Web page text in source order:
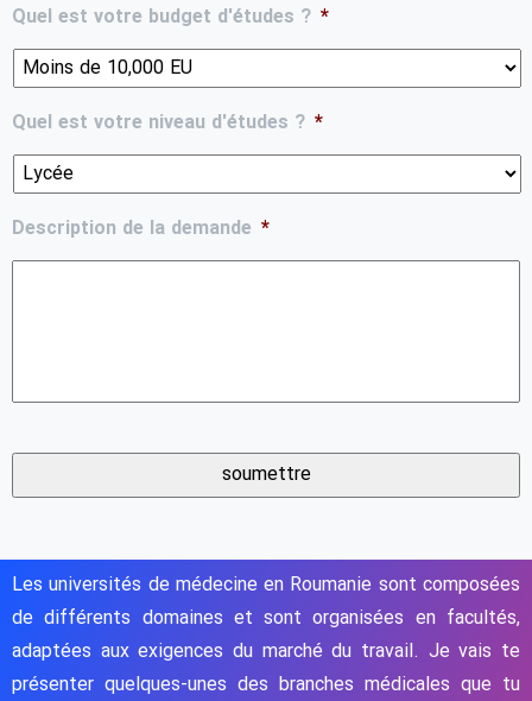
Quel est votre budget d'études ? *
Quel est votre niveau d'études ? *
Description de la demande *
Les universités de médecine en Roumanie sont composées
de différents domaines et sont organisées en facultés,
adaptées aux exigences du marché du travail. Je vais te
présenter quelques-unes des branches médicales que tu